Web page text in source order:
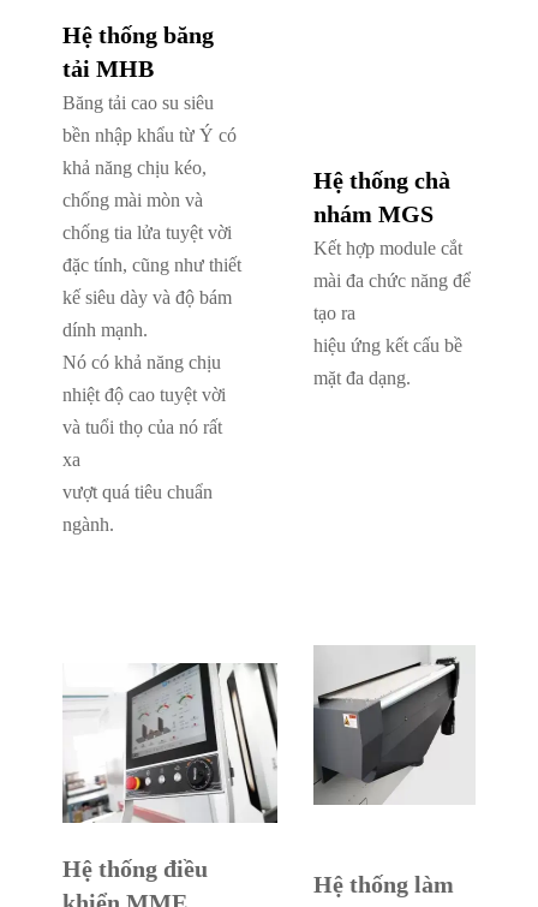
Hệ thống băng
tải MHB
Băng tải cao su siêu
bền nhập khẩu từ Ý có
khả năng chịu kéo,
chống mài mòn và
chống tia lửa tuyệt vời
đặc tính, cũng như thiết
kế siêu dày và độ bám
dính mạnh.
Nó có khả năng chịu
nhiệt độ cao tuyệt vời
và tuổi thọ của nó rất
xa
vượt quá tiêu chuẩn
ngành.
Hệ thống chà
nhám MGS
Kết hợp module cắt
mài đa chức năng để
tạo ra
hiệu ứng kết cấu bề
mặt đa dạng.
Hệ thống điều
Hệ thống làm